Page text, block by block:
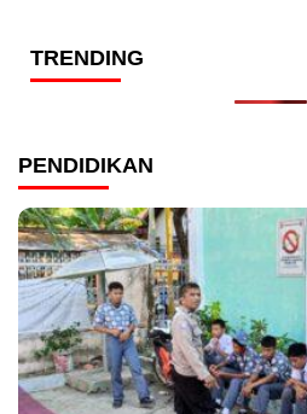
TRENDING
PENDIDIKAN